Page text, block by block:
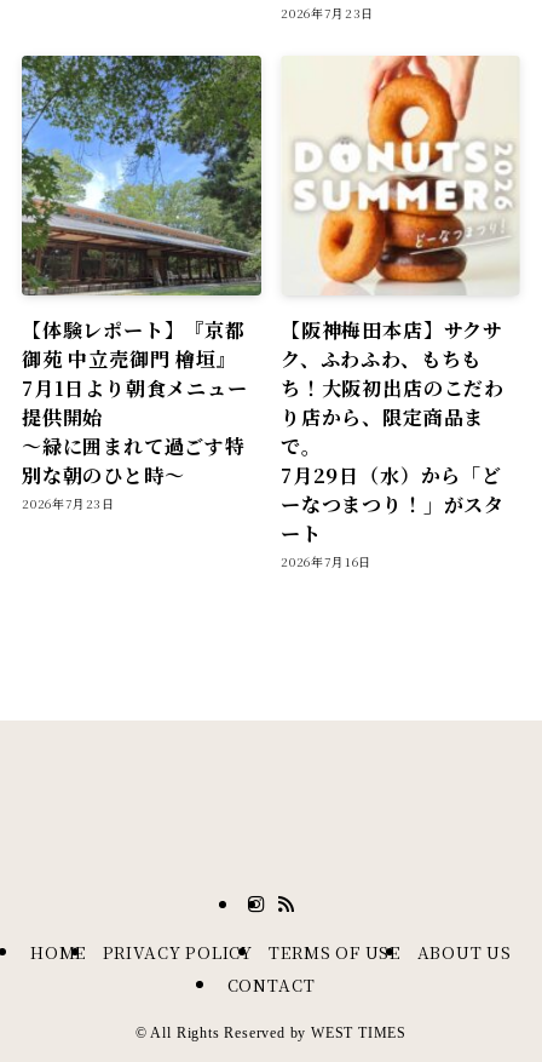
2026年7月23日
【体験レポート】『京都
御苑 中立売御門 檜垣』
7月1日より朝食メニュー
提供開始
〜緑に囲まれて過ごす特
別な朝のひと時〜
2026年7月23日
【阪神梅田本店】サクサ
ク、ふわふわ、もちも
ち！大阪初出店のこだわ
り店から、限定商品ま
で。
7月29日（水）から「ど
ーなつまつり！」がスタ
ート
2026年7月16日
HOME PRIVACY POLICY TERMS OF USE
ABOUT US
CONTACT
© All Rights Reserved by WEST TIMES